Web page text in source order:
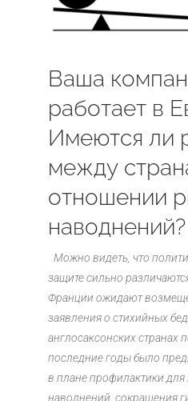
Ваша
работает в
Имеются ли
между
отношении
наводнений?
Можно видеть, что
защите сильно
Франции ожидают
заявления о стихийных
англосаксонских странах
последние годы было
в плане профилактики
наводнений, сокращения